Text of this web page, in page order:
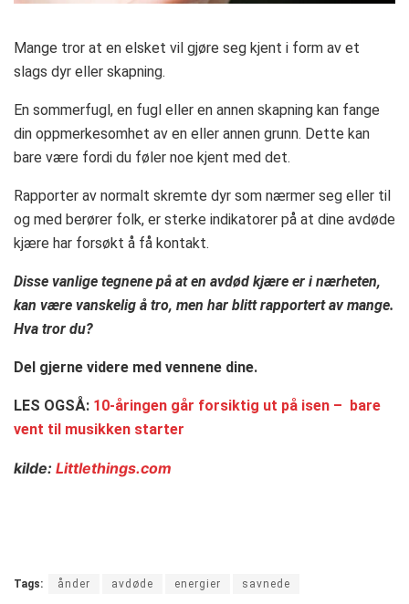
Mange tror at en elsket vil gjøre seg kjent i form av et
slags dyr eller skapning.
En sommerfugl, en fugl eller en annen skapning kan fange
din oppmerkesomhet av en eller annen grunn. Dette kan
bare være fordi du føler noe kjent med det.
Rapporter av normalt skremte dyr som nærmer seg eller til
og med berører folk, er sterke indikatorer på at dine avdøde
kjære har forsøkt å få kontakt.
Disse vanlige tegnene på at en avdød kjære er i nærheten,
kan være vanskelig å tro, men har blitt rapportert av mange.
Hva tror du?
Del gjerne videre med vennene dine.
LES OGSÅ: 10-åringen går forsiktig ut på isen – bare
vent til musikken starter
kilde: Littlethings.com
Tags: ånder avdøde energier savnede